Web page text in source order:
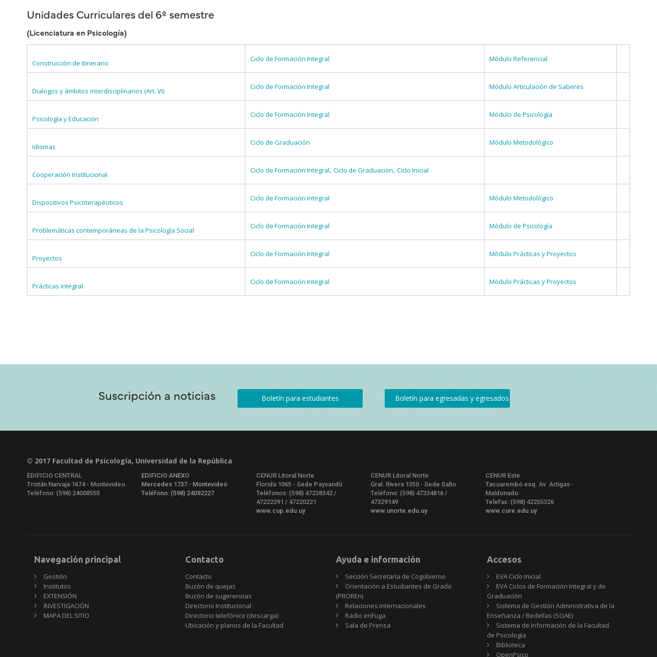
Unidades Curriculares del 6º semestre
(Licenciatura en Psicología)
Construcción de itinerario Ciclo de Formación Integral Módulo Referencial
Dialogos y ámbitos interdisciplinarios (Art. VI) Ciclo de Formación Integral Módulo Articulación de Saberes
Psicología y Educación Ciclo de Formación Integral Módulo de Psicología
Idiomas Ciclo de Graduación Módulo Metodológico
Cooperación Institucional Ciclo de Formación Integral, Ciclo de Graduación, Ciclo Inicial
Dispositivos Psicoterapéuticos Ciclo de Formación Integral Módulo Metodológico
Problemáticas contemporáneas de la Psicología Social Ciclo de Formación Integral Módulo de Psicología
Proyectos Ciclo de Formación Integral Módulo Prácticas y Proyectos
Prácticas Integral Ciclo de Formación Integral Módulo Prácticas y Proyectos
Suscripción a noticias
© 2017 Facultad de Psicología, Universidad de la República
EDIFICIO CENTRAL
Tristán Narvaja 1674 - Montevideo
Teléfono: (598) 24008555
EDIFICIO ANEXO
Mercedes 1737 - Montevideo
Teléfono: (598) 24092227
CENUR Litoral Norte
Florida 1065 - Sede Paysandú
Teléfonos: (598) 47238342 /
47222291 / 47220221
www.cup.edu.uy
CENUR Litoral Norte
Gral. Rivera 1350 - Sede Salto
Teléfono: (598) 47334816 /
47329149
www.unorte.edu.uy
CENUR Este
Tacuarembó esq. Av. Artigas -
Maldonado
Telefax: (598) 42255326
www.cure.edu.uy
Navegación principal
Gestión
Institutos
EXTENSIÓN
INVESTIGACIÓN
MAPA DEL SITIO
Contacto
Contacto
Buzón de quejas
Buzón de sugerencias
Directorio Institucional
Directorio telefónico (descarga)
Ubicación y planos de la Facultad
Ayuda e información
Sección Secretaría de Cogobierno
Orientación a Estudiantes de Grado
(PROREn)
Relaciones internacionales
Radio enFuga
Sala de Prensa
Accesos
EVA Ciclo Inicial
EVA Ciclos de Formación Integral y de
Graduación
Sistema de Gestión Administrativa de la
Enseñanza / Bedelías (SGAE)
Sistema de Información de la Facultad
de Psicología
Biblioteca
OpenPsico